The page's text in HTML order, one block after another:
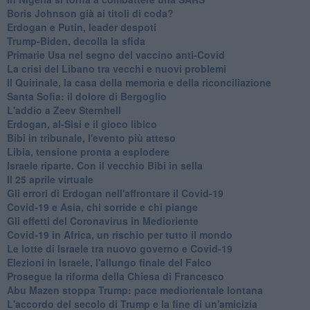
Boris Johnson già ai titoli di coda?
Erdogan e Putin, leader despoti
Trump-Biden, decolla la sfida
Primarie Usa nel segno del vaccino anti-Covid
La crisi del Libano tra vecchi e nuovi problemi
Il Quirinale, la casa della memoria e della riconciliazione
Santa Sofia: il dolore di Bergoglio
L'addio a ​Zeev Sternhell
Erdogan, al-Sisi e il gioco libico
Bibi in tribunale, l'evento più atteso
Libia, tensione pronta a esplodere
Israele riparte. Con il vecchio Bibi in sella
Il 25 aprile virtuale
Gli errori di Erdogan nell'affrontare il Covid-19
Covid-19 e Asia, chi sorride e chi piange
Gli effetti del Coronavirus in Medioriente
Covid-19 in Africa, un rischio per tutto il mondo
Le lotte di Israele tra nuovo governo e Covid-19
Elezioni in Israele, l'allungo finale del Falco
Prosegue la riforma della Chiesa di Francesco
Abu Mazen stoppa Trump: pace mediorientale lontana
L'accordo del secolo di Trump e la fine di un'amicizia